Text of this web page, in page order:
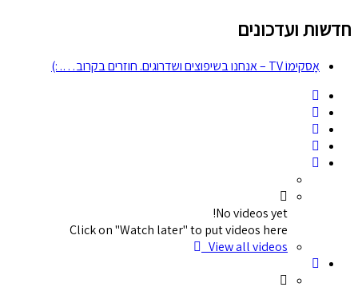
חדשות ועדכונים
אָסקימוֹ TV – אנחנו בשיפוצים ושדרוגים. חוזרים בקרוב…. :)
No videos yet!
Click on "Watch later" to put videos here
View all videos